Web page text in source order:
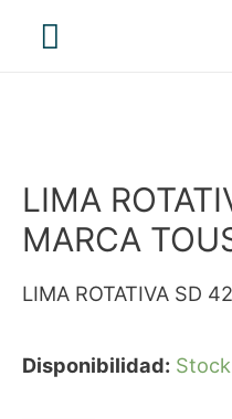
Menú
LIMA
MARCA
LIMA ROTATIVA SD
Disponibilidad: